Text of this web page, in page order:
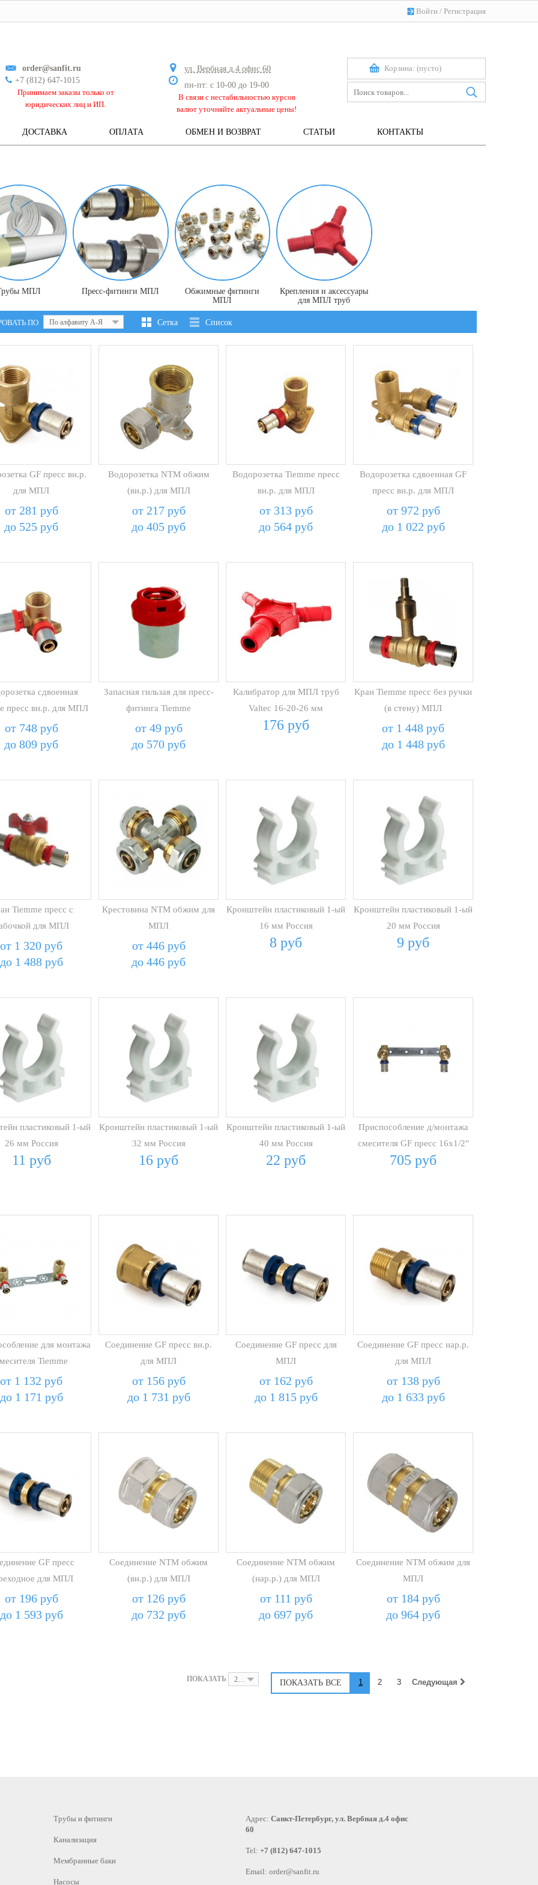
Войти / Регистрация
Корзина: (пусто)
order@sanfit.ru
+7 (812) 647-1015
Принимаем заказы только от
юридических лиц и ИП.
ул. Вербная д.4 офис 60
пн-пт: с 10-00 до 19-00
В связи с нестабильностью курсов
валют уточняйте актуальные цены!
ДОСТАВКА ОПЛАТА ОБМЕН И ВОЗВРАТ СТАТЬИ КОНТАКТЫ
МПЛ Пресс-фитинги МПЛ
Обжимные фитинги
МПЛ
Крепления и аксессуары
для МПЛ труб
ПО По алфавиту А-Я Сетка Список
GF пресс вн.р.
для МПЛ
от 281 руб
до 525 руб
Водорозетка NTM обжим
(вн.р.) для МПЛ
от 217 руб
до 405 руб
Водорозетка Tiemme пресс
вн.р. для МПЛ
от 313 руб
до 564 руб
Водорозетка сдвоенная GF
пресс вн.р. для МПЛ
от 972 руб
до 1 022 руб
сдвоенная
пресс вн.р. для МПЛ
от 748 руб
до 809 руб
Запасная гильзая для пресс-
фитинга Tiemme
от 49 руб
до 570 руб
Калибратор для МПЛ труб
Valtec 16-20-26 мм
176 руб
Кран Tiemme пресс без ручки
(в стену) МПЛ
от 1 448 руб
до 1 448 руб
Tiemme пресс с
для МПЛ
от 1 320 руб
до 1 488 руб
Крестовина NTM обжим для
МПЛ
от 446 руб
до 446 руб
Кронштейн пластиковый 1-ый
16 мм Россия
8 руб
Кронштейн пластиковый 1-ый
20 мм Россия
9 руб
пластиковый 1-ый
26 мм Россия
11 руб
Кронштейн пластиковый 1-ый
32 мм Россия
16 руб
Кронштейн пластиковый 1-ый
40 мм Россия
22 руб
Приспособление д/монтажа
смесителя GF пресс 16х1/2"
вн.р.
705 руб
для монтажа
Tiemme
от 1 132 руб
до 1 171 руб
Соединение GF пресс вн.р.
для МПЛ
от 156 руб
до 1 731 руб
Соединение GF пресс для
МПЛ
от 162 руб
до 1 815 руб
Соединение GF пресс нар.р.
для МПЛ
от 138 руб
до 1 633 руб
GF пресс
для МПЛ
от 196 руб
до 1 593 руб
Соединение NTM обжим
(вн.р.) для МПЛ
от 126 руб
до 732 руб
Соединение NTM обжим
(нар.р.) для МПЛ
от 111 руб
до 697 руб
Соединение NTM обжим для
МПЛ
от 184 руб
до 964 руб
ПОКАЗАТЬ 1 2 3 Следующая
Трубы и фитинги
Канализация
Мембранные баки
Насосы
Адрес: Санкт-Петербург, ул. Вербная д.4 офис
60
Tel: +7 (812) 647-1015
Email: order@sanfit.ru